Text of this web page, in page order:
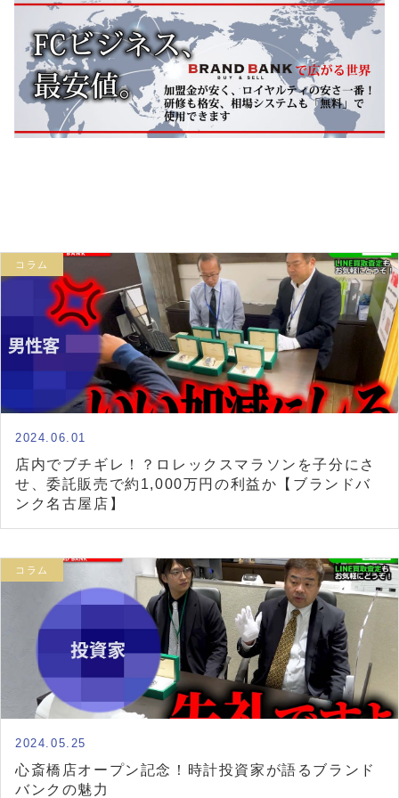
コラム
2024.06.01
店内でブチギレ！？ロレックスマラソンを子分にさ
せ、委託販売で約1,000万円の利益か【ブランドバ
ンク名古屋店】
コラム
2024.05.25
心斎橋店オープン記念！時計投資家が語るブランド
バンクの魅力